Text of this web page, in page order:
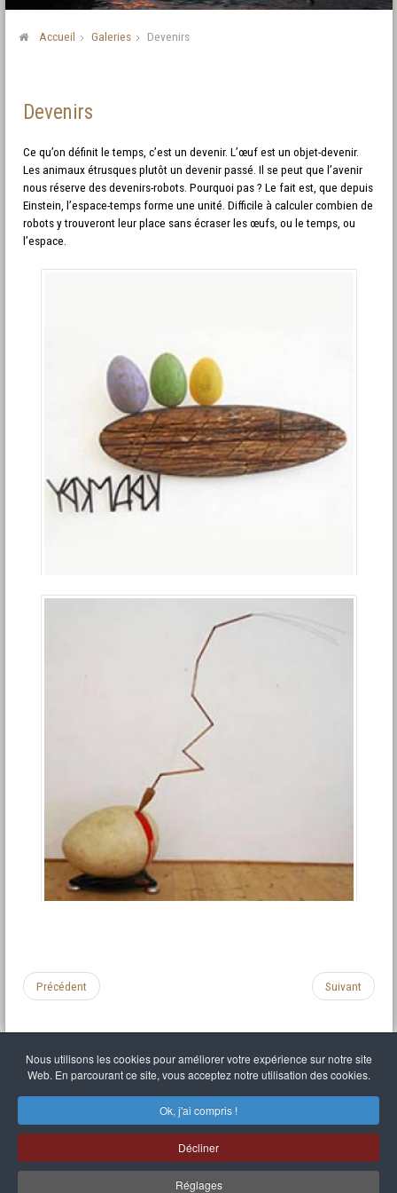
Nous utilisons les cookies pour améliorer votre expérience sur notre site
Web. En parcourant ce site, vous acceptez notre utilisation des cookies.
Ok, j'ai compris !
Décliner
Réglages
Accueil Galeries Devenirs
Devenirs
Ce qu’on définit le temps, c’est un devenir. L’œuf est un objet-devenir.
Les animaux étrusques plutôt un devenir passé. Il se peut que l’avenir
nous réserve des devenirs-robots. Pourquoi pas ? Le fait est, que depuis
Einstein, l’espace-temps forme une unité. Difficile à calculer combien de
robots y trouveront leur place sans écraser les œufs, ou le temps, ou
l’espace.
Précédent Suivant
Mentions légales Politique de confidentialité
Plan du site
Mr Balthasar Brennenstuhl
Artiste sculpteur et peintre
Quai Séverine Résidence Navy Club / 17 83430 Saint-Mandrier-sur-Mer,Provence-
Alpes-Côte d'Azur